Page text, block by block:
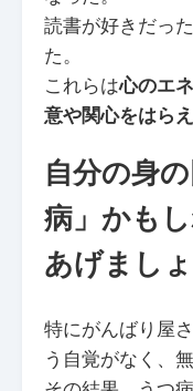
読書が好きだっ
た。
これらは心のエ
意や関心をはら
自分の身
病」かも
あげまし
特にがんばり屋
う自覚がなく、